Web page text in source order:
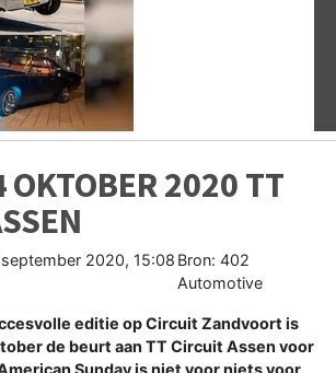
OKTOBER 2020 TT
2020, 15:08 Bron: 402
Automotive
editie op Circuit Zandvoort is
de beurt aan TT Circuit Assen voor
Sunday is niet voor niets voor